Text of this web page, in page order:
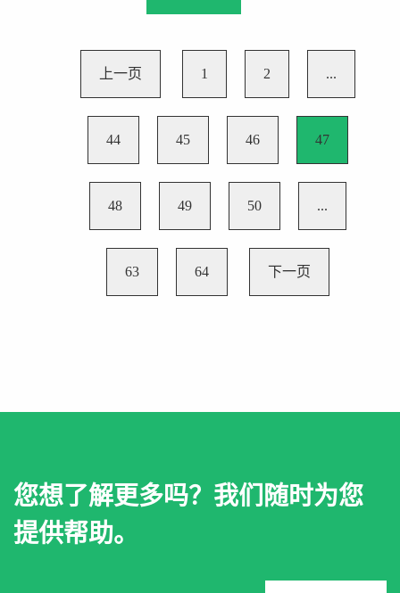
上一页 1 2 ...
44 45 46 47
48 49 50 ...
63 64 下一页
您想了解更多吗？我们随时为您
提供帮助。